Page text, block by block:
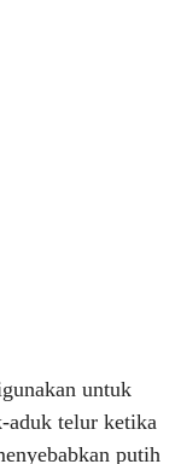
untuk
aduk telur ketika
putih